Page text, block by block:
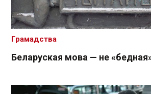
Беларуская мова — не
Грамадства